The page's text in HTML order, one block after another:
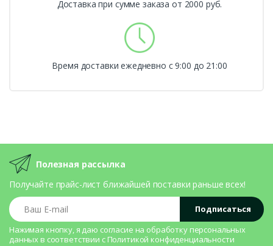
Доставка при сумме заказа от 2000 руб.
Время доставки ежедневно с 9:00 до 21:00
Полезная рассылка
Получайте прайс-лист ближайшей поставки раньше всех!
Ваш E-mail
Подписаться
Нажимая кнопку, я даю согласие на обработку персональных
данных в соответствии с Политикой конфиденциальности